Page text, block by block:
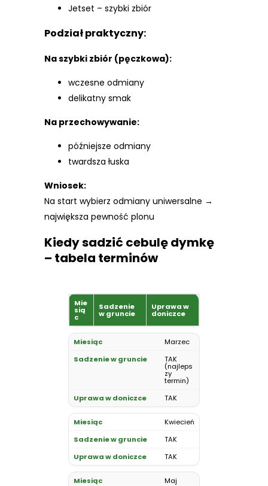
Jetset – szybki zbiór
Podział praktyczny:
Na szybki zbiór (pęczkowa):
wczesne odmiany
delikatny smak
Na przechowywanie:
późniejsze odmiany
twardsza łuska
Wniosek:
Na start wybierz odmiany uniwersalne →
największa pewność plonu
Kiedy sadzić cebulę dymkę
– tabela terminów
Mie
sią
c
Sadzenie
w gruncie
Uprawa w
doniczce
Marzec
TAK
(najleps
zy
termin)
TAK
Kwiecień
TAK
TAK
Maj